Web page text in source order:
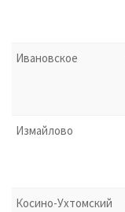
Ивановское
Измайлово
Косино-Ухтомский